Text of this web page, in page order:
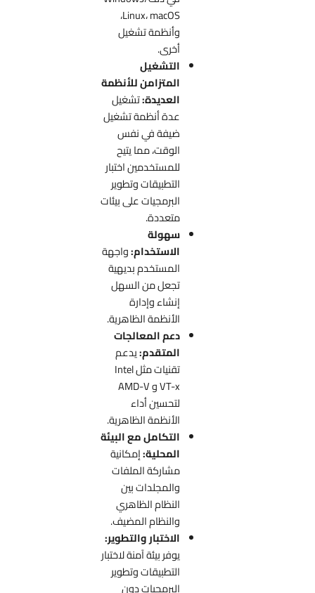
Linux، macOS،
وأنظمة تشغيل
أخرى.
التشغيل
المتزامن للأنظمة
العديدة:تشغيل
عدة أنظمة تشغيل
ضيفة في نفس
الوقت، مما يتيح
للمستخدمين اختبار
التطبيقات وتطوير
البرمجيات على بيئات
متعددة.
سهولة
الاستخدام:واجهة
المستخدم بديهية
تجعل من السهل
إنشاء وإدارة
الأنظمة الظاهرية.
دعم المعالجات
المتقدم:يدعم
تقنيات مثل Intel
VT-x و AMD-V
لتحسين أداء
الأنظمة الظاهرية.
التكامل مع البيئة
المحلية:إمكانية
مشاركة الملفات
والمجلدات بين
النظام الظاهري
والنظام المضيف.
الاختبار والتطوير:
يوفر بيئة آمنة لاختبار
التطبيقات وتطوير
البرمجيات دون